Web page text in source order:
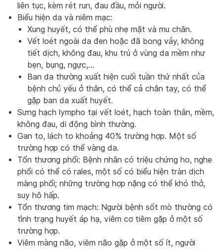
liên tục, kèm rét run, đau đầu, mỏi người.
Biểu hiện da và niêm mạc:
Xung huyết, có thể phù nhẹ mặt và mu chân.
Vết loét ngoài da đen hoặc đã bong vảy, không
tiết dịch, không đau, khu trú ở vùng da mềm như
bẹn, bụng, ngực,…
Ban da thường xuất hiện cuối tuần thứ nhất của
bệnh chủ yếu ở thân, có thể cả chân tay, có thể
gặp ban da xuất huyết.
Sưng hạch lympho tại vết loét, hạch toàn thân, mềm,
không đau, di động bình thường.
Gan to, lách to khoảng 40% trường hợp. Một số
trường hợp có thể vàng da.
Tổn thương phổi: Bệnh nhân có triệu chứng ho, nghe
phổi có thể có rales, một số có biểu hiện tràn dịch
màng phổi; những trường hợp nặng có thể khó thở,
suy hô hấp.
Tổn thương tim mạch: Người bệnh sốt mò thường có
tình trạng huyết áp hạ, viêm cơ tiêm gặp ở một số
trường hợp.
Viêm màng não, viêm não gặp ở một số ít, người